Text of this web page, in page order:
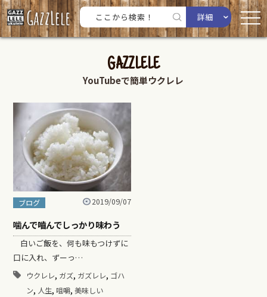
詳細
GAZZLELE
YouTubeで簡単ウクレレ
ブログ 2019/09/07
噛んで嚙んでしっかり味わう
白いご飯を、何も味もつけずに
口に入れ、ずーっ…
ウクレレ, ガズ, ガズレレ, ゴハ
ン, 人生, 咀嚼, 美味しい